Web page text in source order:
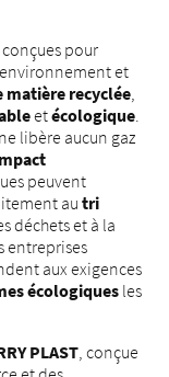
pour
et
matière recyclée,
etécologique.
libère aucun gaz
peuvent
au tri
déchets et à la
entreprises
aux exigences
écologiques les
PLAST, conçue